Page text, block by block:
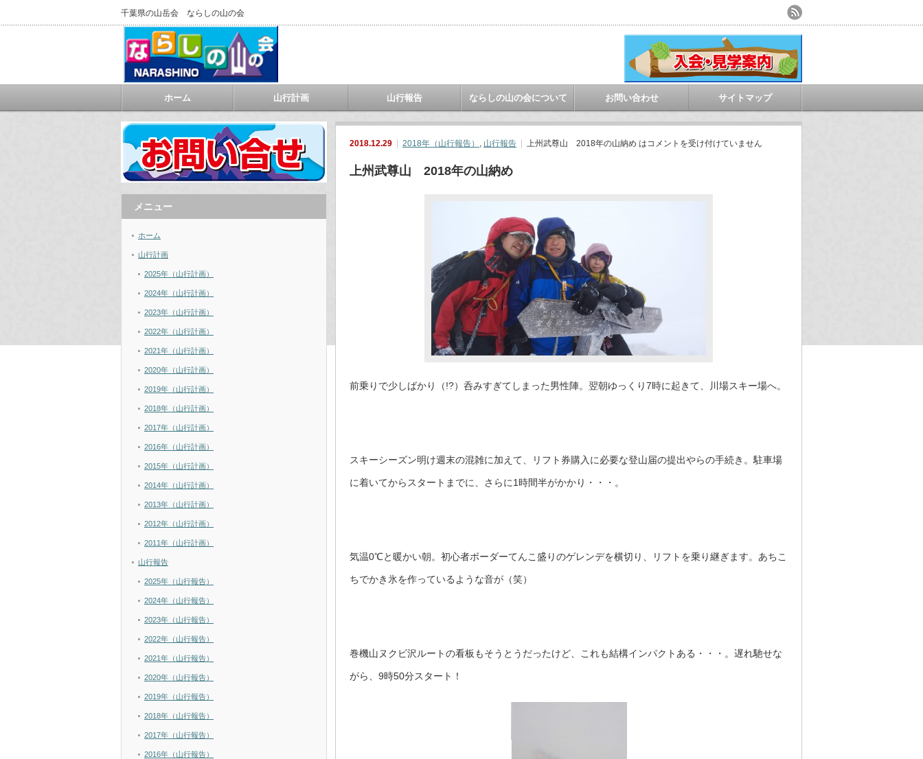
千葉県の山岳会 ならしの山の会
ホーム 山行計画 山行報告 ならしの山の会について お問い合わせ サイトマップ
2018.12.29 2018年（山行報告） , 山行報告 上州武尊山 2018年の山納め はコメントを受け付けていません
上州武尊山 2018年の山納め
前乗りで少しばかり（!?）呑みすぎてしまった男性陣。翌朝ゆっくり7時に起きて、川場スキー場へ。
スキーシーズン明け週末の混雑に加えて、リフト券購入に必要な登山届の提出やらの手続き。駐車場
に着いてからスタートまでに、さらに1時間半がかかり・・・。
気温0℃と暖かい朝。初心者ボーダーてんこ盛りのゲレンデを横切り、リフトを乗り継ぎます。あちこ
ちでかき氷を作っているような音が（笑）
巻機山ヌクビ沢ルートの看板もそうとうだったけど、これも結構インパクトある・・・。遅れ馳せな
がら、9時50分スタート！
メニュー
ホーム
山行計画
2025年（山行計画）
2024年（山行計画）
2023年（山行計画）
2022年（山行計画）
2021年（山行計画）
2020年（山行計画）
2019年（山行計画）
2018年（山行計画）
2017年（山行計画）
2016年（山行計画）
2015年（山行計画）
2014年（山行計画）
2013年（山行計画）
2012年（山行計画）
2011年（山行計画）
山行報告
2025年（山行報告）
2024年（山行報告）
2023年（山行報告）
2022年（山行報告）
2021年（山行報告）
2020年（山行報告）
2019年（山行報告）
2018年（山行報告）
2017年（山行報告）
2016年（山行報告）